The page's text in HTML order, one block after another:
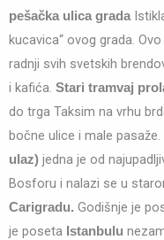
pešačka ulica grada
kucavica“ ovog grada.
radnji svih svetskih
i kafića. Stari tramvaj
do trga Taksim na vrhu
bočne ulice i male pasaže.
ulaz) jedna je od
Bosforu i nalazi se u
Carigradu. Godišnje je
je poseta Istanbulu